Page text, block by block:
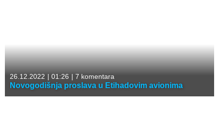
26.12.2022 | 01:26 | 7 komentara
Novogodišnja proslava u Etihadovim avionima